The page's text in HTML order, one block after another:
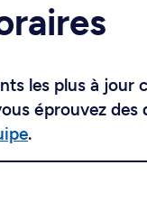
les plus à
éprouvez
.